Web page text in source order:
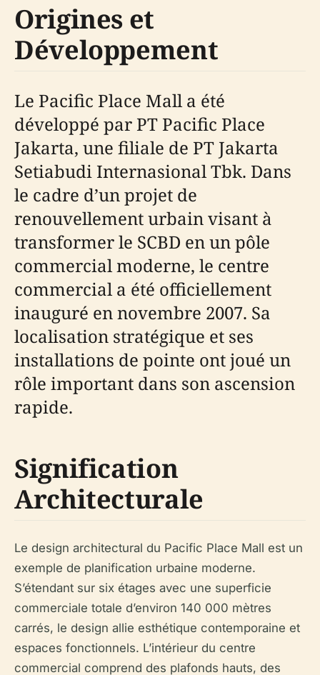
Origines et
Développement
Le Pacific Place Mall a été
développé par PT Pacific Place
Jakarta, une filiale de PT Jakarta
Setiabudi Internasional Tbk. Dans
le cadre d’un projet de
renouvellement urbain visant à
transformer le SCBD en un pôle
commercial moderne, le centre
commercial a été officiellement
inauguré en novembre 2007. Sa
localisation stratégique et ses
installations de pointe ont joué un
rôle important dans son ascension
rapide.
Signification
Architecturale
Le design architectural du Pacific Place Mall est un
exemple de planification urbaine moderne.
S’étendant sur six étages avec une superficie
commerciale totale d’environ 140 000 mètres
carrés, le design allie esthétique contemporaine et
espaces fonctionnels. L’intérieur du centre
commercial comprend des plafonds hauts, des